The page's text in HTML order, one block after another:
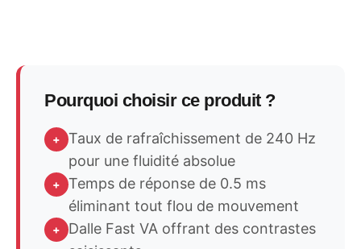
Pourquoi choisir ce produit ?
+
Taux de rafraîchissement de 240 Hz
pour une fluidité absolue
+
Temps de réponse de 0.5 ms
éliminant tout flou de mouvement
+
Dalle Fast VA offrant des contrastes